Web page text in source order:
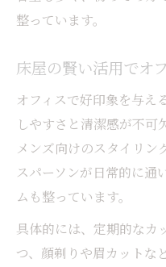
整っています。
床屋の賢い活用でオ
オフィスで好印象を与え
しやすさと清潔感が不可
メンズ向けのスタイリン
スパーソンが日常的に通
ムも整っています。
具体的には、定期的なカ
つ、顔剃りや眉カットな